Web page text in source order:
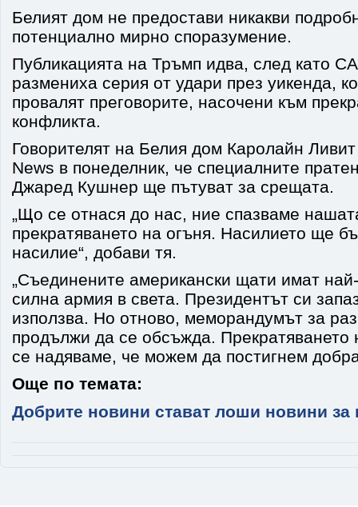
Белият дом не предостави никакви
потенциално мирно споразумение.
Публикацията на Тръмп идва, след като
размениха серия от удари през уикенда,
провалят преговорите, насочени към
конфликта.
Говорителят на Белия дом Каролайн
News в понеделник, че специалните
Джаред Кушнер ще пътуват за срещата.
„Що се отнася до нас, ние спазваме
прекратяването на огъня. Насилието ще
насилие“, добави тя.
„Съединените американски щати имат
силна армия в света. Президентът си
използва. Но отново, меморандумът за
продължи да се обсъжда. Прекратяването
се надяваме, че можем да постигнем
Още по темата:
Добрите новини стават лоши новини за